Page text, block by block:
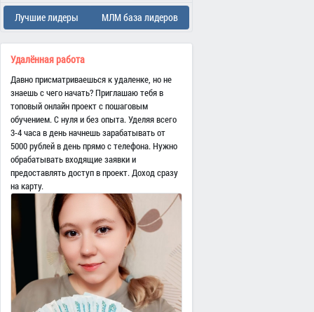
Лучшие лидеры МЛМ база лидеров
Удалённая работа
Давно присматриваешься к удаленке, но не
знаешь с чего начать? Приглашаю тебя в
топовый онлайн проект с пошаговым
обучением. С нуля и без опыта. Уделяя всего
3-4 часа в день начнешь зарабатывать от
5000 рублей в день прямо с телефона. Нужно
обрабатывать входящие заявки и
предоставлять доступ в проект. Доход сразу
на карту.